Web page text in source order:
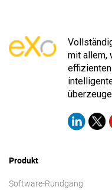
mit allem,
Produkt
Software-Rundgang